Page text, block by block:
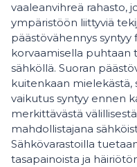
vaaleanvihreä rahasto,
ympäristöön liittyviä
päästövähennys syntyy
korvaamisella puhtaan
sähköllä. Suoran
kuitenkaan mielekästä,
vaikutus syntyy ennen
merkittävästä
mahdollistajana
Sähkövarastoilla
tasapainoista ja